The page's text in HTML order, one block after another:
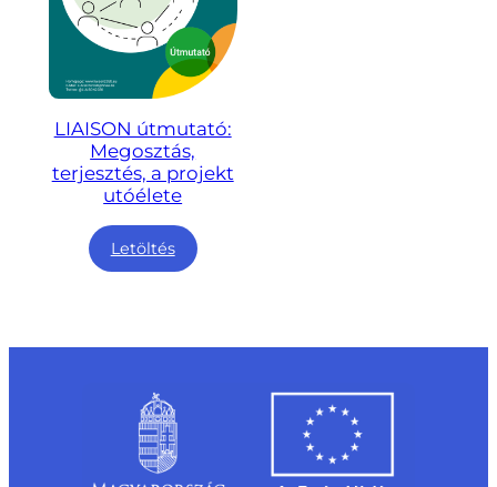
LIAISON útmutató:
Megosztás,
terjesztés, a projekt
utóélete
Letöltés